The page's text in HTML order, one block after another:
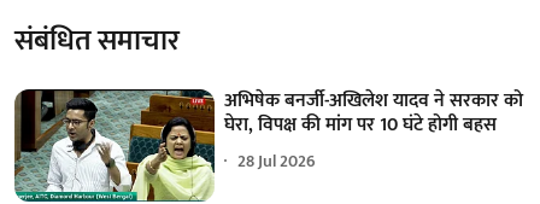
संबंधित समाचार
अभिषेक बनर्जी-अखिलेश यादव ने सरकार को
घेरा, विपक्ष की मांग पर 10 घंटे होगी बहस
28 Jul 2026